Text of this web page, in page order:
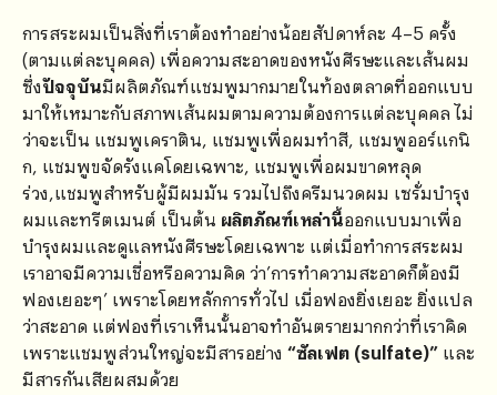
การสระผมเป็นสิ่งที่เราต้องทำอย่างน้อยสัปดาห์ละ 4–5 ครั้ง
(ตามแต่ละบุคคล) เพื่อความสะอาดของหนังศีรษะและเส้นผม
ซึ่งปัจจุบันมีผลิตภัณฑ์แชมพูมากมายในท้องตลาดที่ออกแบบ
มาให้เหมาะกับสภาพเส้นผมตามความต้องการแต่ละบุคคล ไม่
ว่าจะเป็น แชมพูเคราติน, แชมพูเพื่อผมทำสี, แชมพูออร์แกนิ
ก, แชมพูขจัดรังแคโดยเฉพาะ, แชมพูเพื่อผมขาดหลุด
ร่วง,แชมพูสำหรับผู้มีผมมัน รวมไปถึงครีมนวดผม เซรั่มบำรุง
ผมและทรีตเมนต์ เป็นต้น ผลิตภัณฑ์เหล่านี้ออกแบบมาเพื่อ
บำรุงผมและดูแลหนังศีรษะโดยเฉพาะ แต่เมื่อทำการสระผม
เราอาจมีความเชื่อหรือความคิด ว่า’การทำความสะอาดก็ต้องมี
ฟองเยอะๆ’ เพราะโดยหลักการทั่วไป เมื่อฟองยิ่งเยอะ ยิ่งแปล
ว่าสะอาด แต่ฟองที่เราเห็นนั้นอาจทำอันตรายมากกว่าที่เราคิด
เพราะแชมพูส่วนใหญ่จะมีสารอย่าง “ซัลเฟต (sulfate)” และ
มีสารกันเสียผสมด้วย